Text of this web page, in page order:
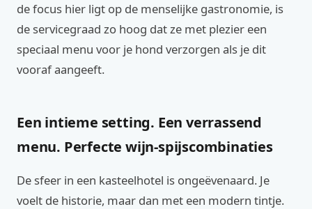
de focus hier ligt op de menselijke gastronomie, is
de servicegraad zo hoog dat ze met plezier een
speciaal menu voor je hond verzorgen als je dit
vooraf aangeeft.
Een intieme setting. Een verrassend
menu. Perfecte wijn-spijscombinaties
De sfeer in een kasteelhotel is ongeëvenaard. Je
voelt de historie, maar dan met een modern tintje.